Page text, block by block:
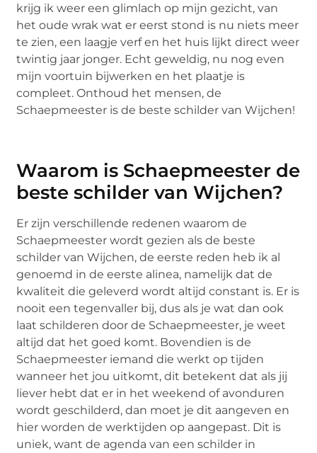
krijg ik weer een glimlach op mijn gezicht, van
het oude wrak wat er eerst stond is nu niets meer
te zien, een laagje verf en het huis lijkt direct weer
twintig jaar jonger. Echt geweldig, nu nog even
mijn voortuin bijwerken en het plaatje is
compleet. Onthoud het mensen, de
Schaepmeester is de beste schilder van Wijchen!
Waarom is Schaepmeester de
beste schilder van Wijchen?
Er zijn verschillende redenen waarom de
Schaepmeester wordt gezien als de beste
schilder van Wijchen, de eerste reden heb ik al
genoemd in de eerste alinea, namelijk dat de
kwaliteit die geleverd wordt altijd constant is. Er is
nooit een tegenvaller bij, dus als je wat dan ook
laat schilderen door de Schaepmeester, je weet
altijd dat het goed komt. Bovendien is de
Schaepmeester iemand die werkt op tijden
wanneer het jou uitkomt, dit betekent dat als jij
liever hebt dat er in het weekend of avonduren
wordt geschilderd, dan moet je dit aangeven en
hier worden de werktijden op aangepast. Dit is
uniek, want de agenda van een schilder in